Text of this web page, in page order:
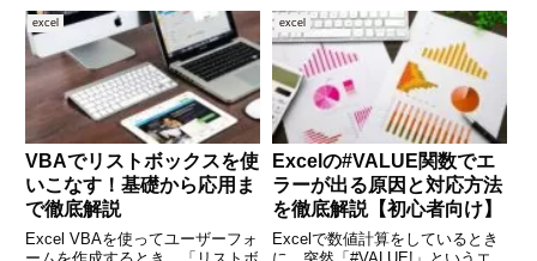
MIN関数です。MIN関数を使え
ば、複数の数値の中から最小値を
一瞬で見つけることができます。
この記事では、MIN関数の
たように連番が入らなかったり、
数式がずれて計算結果がおかしく
なったりすることもあります。こ
の記事では、そんな「オート
excel
VBAでリストボックスを使
いこなす！基礎から応用ま
で徹底解説
Excel VBAを使ってユーザーフォ
excel
Excelの#VALUE関数でエ
ラーが出る原因と対応方法
を徹底解説【初心者向け】
Excelで数値計算をしているとき